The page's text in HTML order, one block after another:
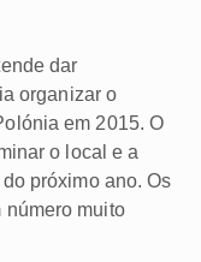
dar
organizar o
em 2015. O
o local e a
próximo ano. Os
número muito